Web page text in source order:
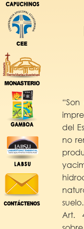
del
no
Art.